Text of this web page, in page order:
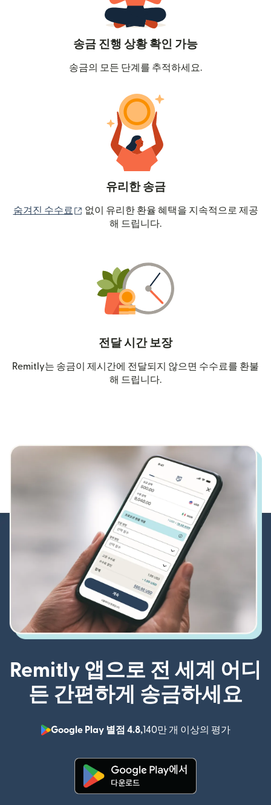
송금 진행 상황 확인 가능
송금의 모든 단계를 추적하세요.
유리한 송금
숨겨진 수수료 (새 창에서 열림)
없이 유리한 환율 혜택을 지속적으로 제공
해 드립니다.
전달 시간 보장
Remitly는 송금이 제시간에 전달되지 않으면 수수료를 환불
해 드립니다.
Remitly 앱으로 전 세계 어디
든 간편하게 송금하세요
Google Play 별점 4.8,140만 개 이상의 평가